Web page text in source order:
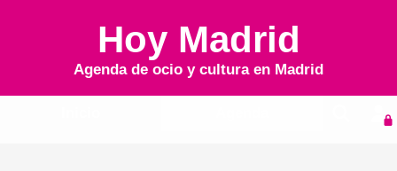
Hoy Madrid
Agenda de ocio y cultura en Madrid